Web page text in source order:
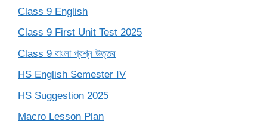
Class 9 English
Class 9 First Unit Test 2025
Class 9 বাংলা প্রশ্ন উত্তর
HS English Semester IV
HS Suggestion 2025
Macro Lesson Plan